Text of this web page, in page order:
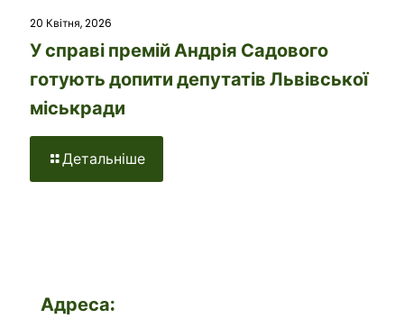
20 Квітня, 2026
У справі премій Андрія Садового
готують допити депутатів Львівської
міськради
Детальніше
Адреса: